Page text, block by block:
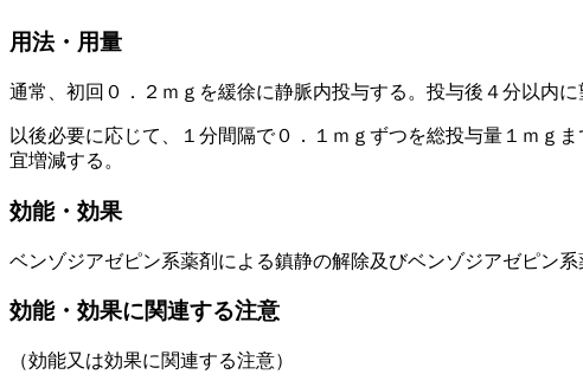
用法・用量
通常、初回０．２ｍｇを緩徐に静脈内投与する。投与後４分以内
以後必要に応じて、１分間隔で０．１ｍｇずつを総投与量１ｍｇ
宜増減する。
効能・効果
ベンゾジアゼピン系薬剤による鎮静の解除及びベンゾジアゼピン系
効能・効果に関連する注意
（効能又は効果に関連する注意）